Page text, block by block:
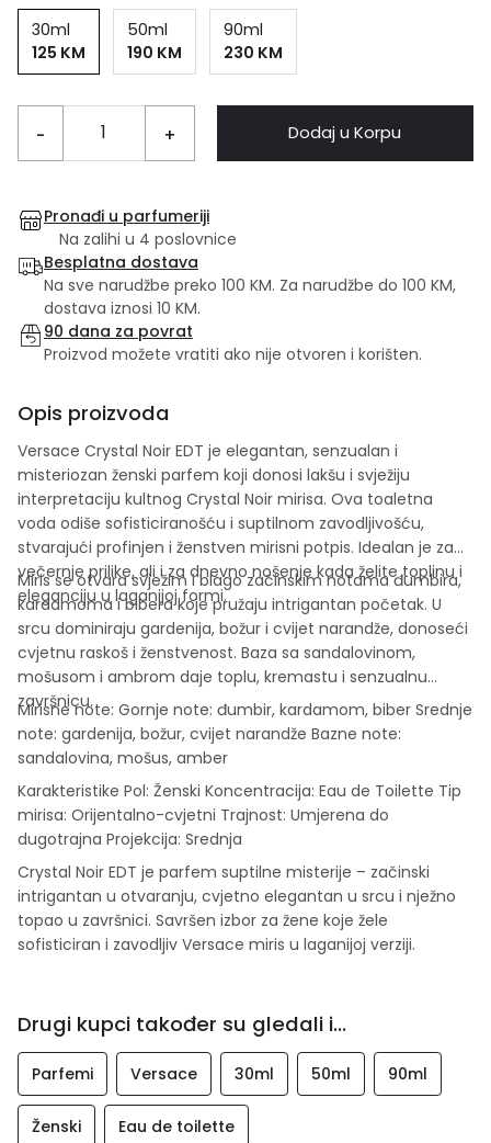
30ml
125 KM
50ml
190 KM
90ml
230 KM
- + Dodaj u Korpu
Pronađi u parfumeriji
Na zalihi u 4 poslovnice
Besplatna dostava
Na sve narudžbe preko 100 KM. Za narudžbe do 100 KM,
dostava iznosi 10 KM.
90 dana za povrat
Proizvod možete vratiti ako nije otvoren i korišten.
Opis proizvoda
Versace Crystal Noir EDT je elegantan, senzualan i
misteriozan ženski parfem koji donosi lakšu i svježiju
interpretaciju kultnog Crystal Noir mirisa. Ova toaletna
voda odiše sofisticiranošću i suptilnom zavodljivošću,
stvarajući profinjen i ženstven mirisni potpis. Idealan je za
večernje prilike, ali i za dnevno nošenje kada želite toplinu i
eleganciju u laganijoj formi.
Miris se otvara svježim i blago začinskim notama đumbira,
kardamoma i bibera koje pružaju intrigantan početak. U
srcu dominiraju gardenija, božur i cvijet narandže, donoseći
cvjetnu raskoš i ženstvenost. Baza sa sandalovinom,
mošusom i ambrom daje toplu, kremastu i senzualnu
završnicu.
Mirisne note: Gornje note: đumbir, kardamom, biber Srednje
note: gardenija, božur, cvijet narandže Bazne note:
sandalovina, mošus, amber
Karakteristike Pol: Ženski Koncentracija: Eau de Toilette Tip
mirisa: Orijentalno-cvjetni Trajnost: Umjerena do
dugotrajna Projekcija: Srednja
Crystal Noir EDT je parfem suptilne misterije – začinski
intrigantan u otvaranju, cvjetno elegantan u srcu i nježno
topao u završnici. Savršen izbor za žene koje žele
sofisticiran i zavodljiv Versace miris u laganijoj verziji.
Drugi kupci također su gledali i...
Parfemi Versace 30ml 50ml 90ml
Ženski Eau de toilette